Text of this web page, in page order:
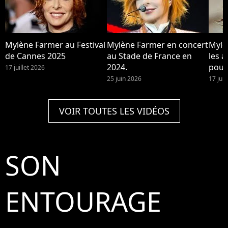
Mylène Farmer au Festival
de Cannes 2025
17 juillet 2026
Mylène Farmer en concert
au Stade de France en
2024.
25 juin 2026
les
17
VOIR TOUTES LES VIDÉOS
SON
ENTOURAGE